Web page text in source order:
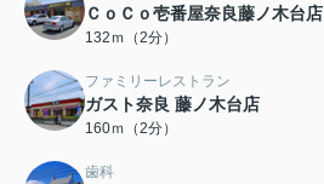
ＣｏＣｏ壱番屋奈良藤ノ木台店
132ｍ（2分）
ファミリーレストラン
ガスト奈良 藤ノ木台店
160ｍ（2分）
歯科